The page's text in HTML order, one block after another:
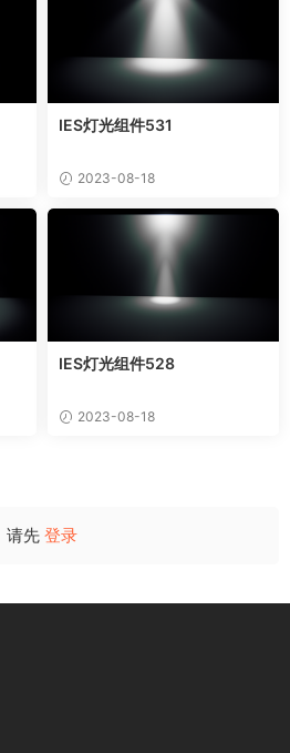
IES灯光组件531
2023-08-18
IES灯光组件528
2023-08-18
请先 登录